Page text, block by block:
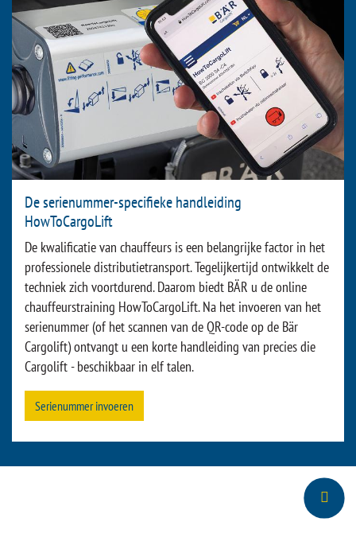
De serienummer-specifieke handleiding
HowToCargoLift
De kwalificatie van chauffeurs is een belangrijke factor in het
professionele distributietransport. Tegelijkertijd ontwikkelt de
techniek zich voortdurend. Daarom biedt BÄR u de online
chauffeurstraining HowToCargoLift. Na het invoeren van het
serienummer (of het scannen van de QR-code op de Bär
Cargolift) ontvangt u een korte handleiding van precies die
Cargolift - beschikbaar in elf talen.
Serienummer invoeren